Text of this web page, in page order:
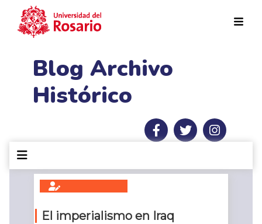
Blog Archivo
Histórico
El imperialismo en Iraq